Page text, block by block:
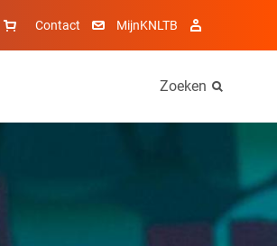
Contact MijnKNLTB
Zoeken